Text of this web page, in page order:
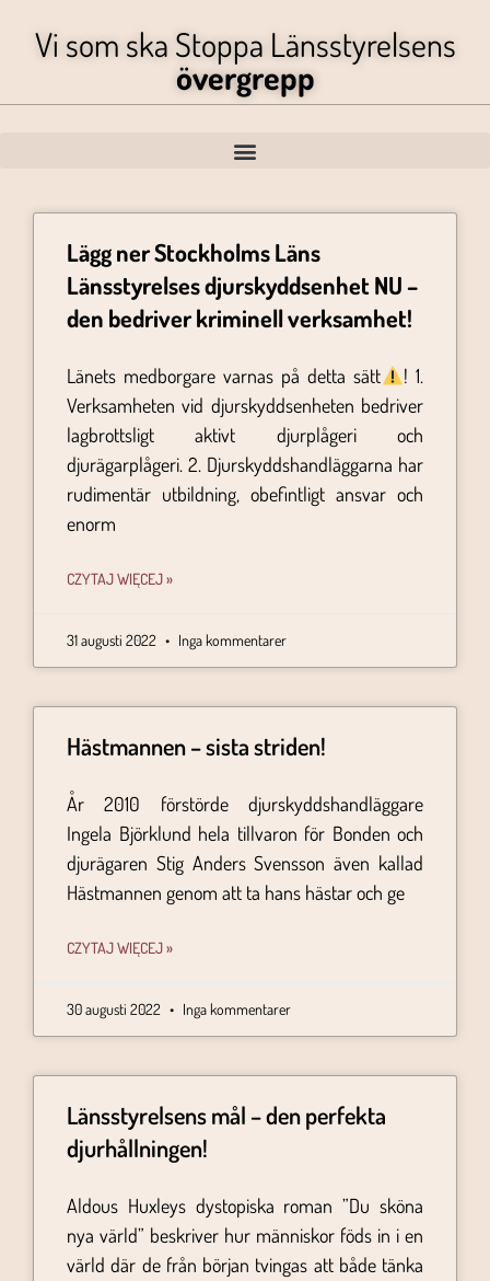
Vi som ska Stoppa Länsstyrelsens
övergrepp
Lägg ner Stockholms Läns
Länsstyrelses djurskyddsenhet NU –
den bedriver kriminell verksamhet!
Länets medborgare varnas på detta sätt
! 1.
Verksamheten vid djurskyddsenheten bedriver
lagbrottsligt aktivt djurplågeri och
djurägarplågeri. 2. Djurskyddshandläggarna har
rudimentär utbildning, obefintligt ansvar och
enorm
CZYTAJ WIĘCEJ »
31 augusti 2022 Inga kommentarer
Hästmannen – sista striden!
År 2010 förstörde djurskyddshandläggare
Ingela Björklund hela tillvaron för Bonden och
djurägaren Stig Anders Svensson även kallad
Hästmannen genom att ta hans hästar och ge
CZYTAJ WIĘCEJ »
30 augusti 2022 Inga kommentarer
Länsstyrelsens mål – den perfekta
djurhållningen!
Aldous Huxleys dystopiska roman ”Du sköna
nya värld” beskriver hur människor föds in i en
värld där de från början tvingas att både tänka